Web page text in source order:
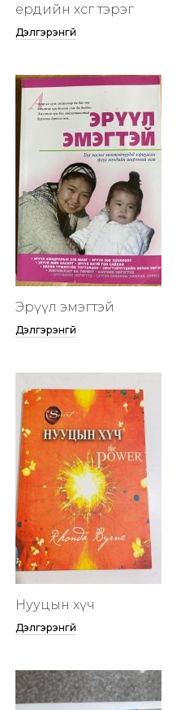
ердийн хөсөг тэрэг
Дэлгэрэнгүй
Эрүүл эмэгтэй
Дэлгэрэнгүй
Нууцын хүч
Дэлгэрэнгүй